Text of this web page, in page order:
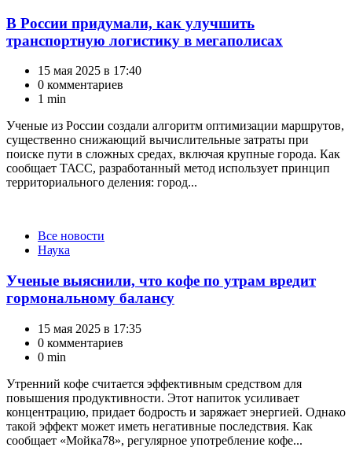
В России придумали, как улучшить
транспортную логистику в мегаполисах
15 мая 2025 в 17:40
0 комментариев
1 min
Ученые из России создали алгоритм оптимизации маршрутов,
существенно снижающий вычислительные затраты при
поиске пути в сложных средах, включая крупные города. Как
сообщает ТАСС, разработанный метод использует принцип
территориального деления: город...
КатегорииВсе новости
Наука
Ученые выяснили, что кофе по утрам вредит
гормональному балансу
15 мая 2025 в 17:35
0 комментариев
0 min
Утренний кофе считается эффективным средством для
повышения продуктивности. Этот напиток усиливает
концентрацию, придает бодрость и заряжает энергией. Однако
такой эффект может иметь негативные последствия. Как
сообщает «Мойка78», регулярное употребление кофе...